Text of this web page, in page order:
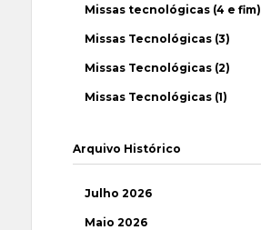
Missas tecnológicas (4 e fim)
Missas Tecnológicas (3)
Missas Tecnológicas (2)
Missas Tecnológicas (1)
Arquivo Histórico
Julho 2026
Maio 2026